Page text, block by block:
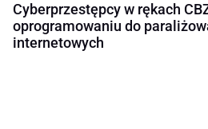
Cyberprzestępcy w rękach
oprogramowaniu do
internetowych